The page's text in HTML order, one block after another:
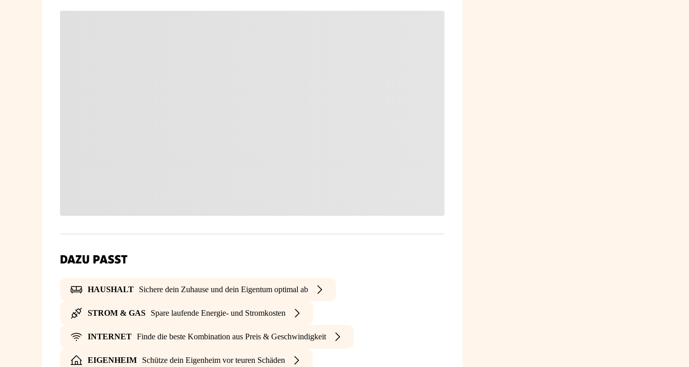
DAZU PASST
HAUSHALT Sichere dein Zuhause und dein Eigentum optimal ab
STROM & GAS Spare laufende Energie- und Stromkosten
INTERNET Finde die beste Kombination aus Preis & Geschwindigkeit
EIGENHEIM Schütze dein Eigenheim vor teuren Schäden